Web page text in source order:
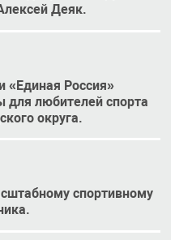
Деяк.
«Единая Россия»
для любителей спорта
округа.
спортивному